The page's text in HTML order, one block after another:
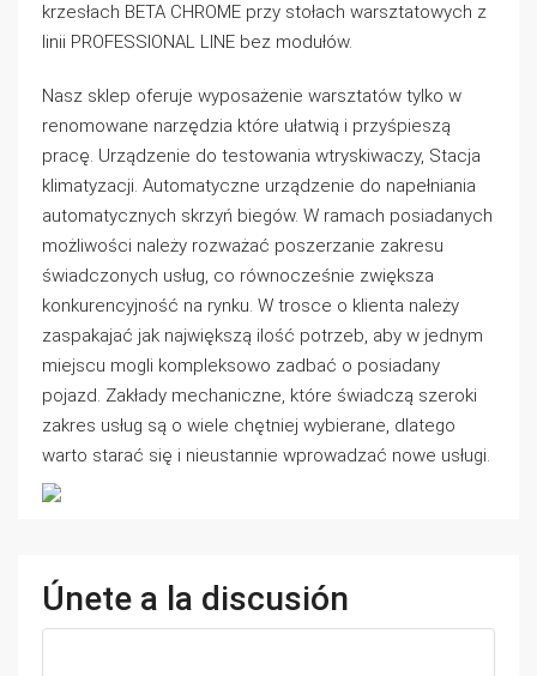
krzesłach BETA CHROME przy stołach warsztatowych z
linii PROFESSIONAL LINE bez modułów.
Nasz sklep oferuje wyposażenie warsztatów tylko w
renomowane narzędzia które ułatwią i przyśpieszą
pracę. Urządzenie do testowania wtryskiwaczy, Stacja
klimatyzacji. Automatyczne urządzenie do napełniania
automatycznych skrzyń biegów. W ramach posiadanych
możliwości należy rozważać poszerzanie zakresu
świadczonych usług, co równocześnie zwiększa
konkurencyjność na rynku. W trosce o klienta należy
zaspakajać jak największą ilość potrzeb, aby w jednym
miejscu mogli kompleksowo zadbać o posiadany
pojazd. Zakłady mechaniczne, które świadczą szeroki
zakres usług są o wiele chętniej wybierane, dlatego
warto starać się i nieustannie wprowadzać nowe usługi.
Únete a la discusión